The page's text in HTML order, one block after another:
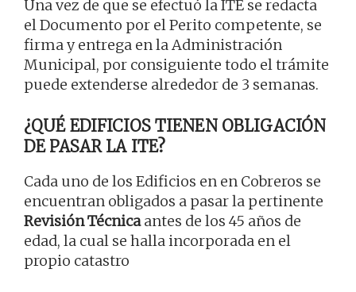
Una vez de que se efectuó la ITE se redacta
el Documento por el Perito competente, se
firma y entrega en la Administración
Municipal, por consiguiente todo el trámite
puede extenderse alrededor de 3 semanas.
¿QUÉ EDIFICIOS TIENEN OBLIGACIÓN
DE PASAR LA ITE?
Cada uno de los Edificios en en Cobreros se
encuentran obligados a pasar la pertinente
Revisión Técnicaantes de los 45 años de
edad, la cual se halla incorporada en el
propio catastro